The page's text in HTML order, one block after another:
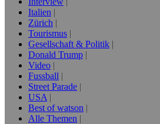
Italien
Zürich
Tourismus
Gesellschaft & Politik
Donald Trump
Video
Fussball
Street Parade
USA
Best of watson
Alle Themen